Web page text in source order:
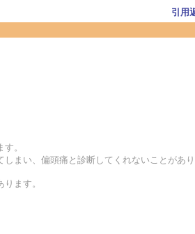
引用
。
まい、偏頭痛と診断してくれないことがあり
ます。